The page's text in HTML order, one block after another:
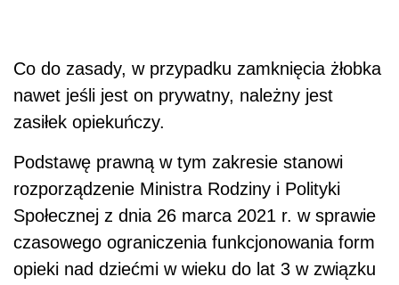
Co do zasady, w przypadku zamknięcia żłobka
nawet jeśli jest on prywatny, należny jest
zasiłek opiekuńczy.
Podstawę prawną w tym zakresie stanowi
rozporządzenie Ministra Rodziny i Polityki
Społecznej z dnia 26 marca 2021 r. w sprawie
czasowego ograniczenia funkcjonowania form
opieki nad dziećmi w wieku do lat 3 w związku